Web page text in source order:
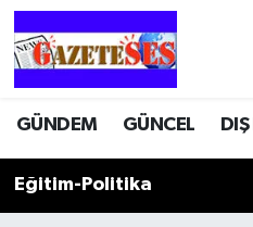
GÜNDEM GÜNCEL
Eğitim-Politika